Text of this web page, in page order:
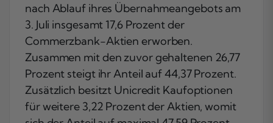
nach Ablauf ihres Übernahmeangebots am
3. Juli insgesamt 17,6 Prozent der
Commerzbank-Aktien erworben.
Zusammen mit den zuvor gehaltenen 26,77
Prozent steigt ihr Anteil auf 44,37 Prozent.
Zusätzlich besitzt Unicredit Kaufoptionen
für weitere 3,22 Prozent der Aktien, womit